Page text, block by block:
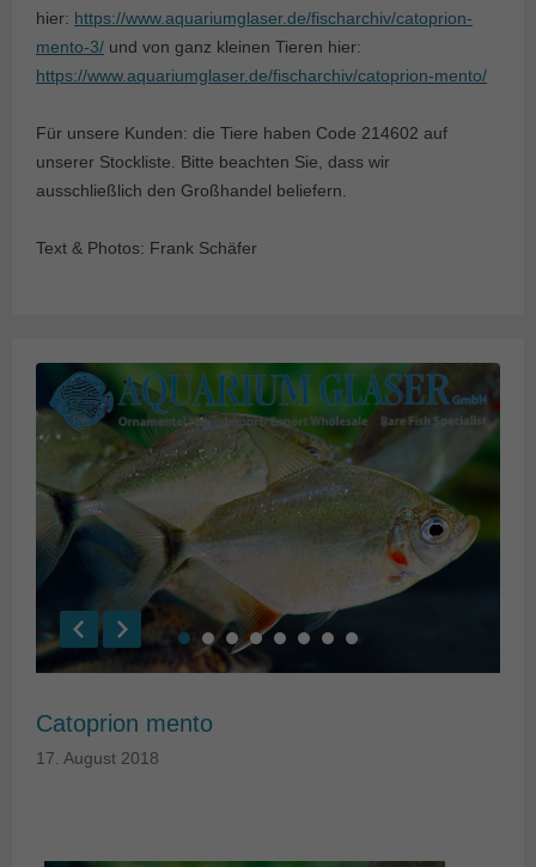
hier: https://www.aquariumglaser.de/fischarchiv/catoprion-
mento-3/ und von ganz kleinen Tieren hier:
https://www.aquariumglaser.de/fischarchiv/catoprion-mento/
Für unsere Kunden: die Tiere haben Code 214602 auf
unserer Stockliste. Bitte beachten Sie, dass wir
ausschließlich den Großhandel beliefern.
Text & Photos: Frank Schäfer
Catoprion mento
17. August 2018